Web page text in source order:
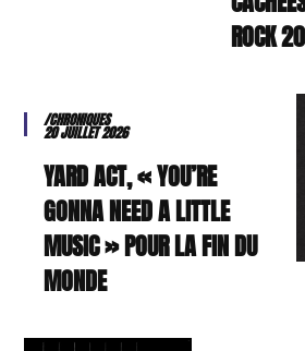
ROCK
/CHRONIQUES
20 JUILLET 2026
YARD ACT, « YOU’RE
GONNA NEED A LITTLE
MUSIC » POUR LA FIN DU
MONDE